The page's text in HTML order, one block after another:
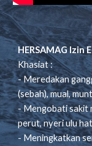
HERSAMAG Izin
Khasiat :
- Meredakan
(sebah), mual,
- Mengobati sakit
perut, nyeri ulu
- Meningkatkan